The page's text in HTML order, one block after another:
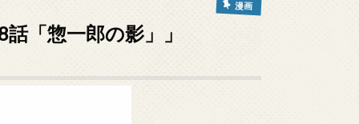
漫画
「惣一郎の影」」